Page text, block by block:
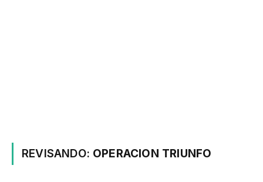
REVISANDO: OPERACION TRIUNFO